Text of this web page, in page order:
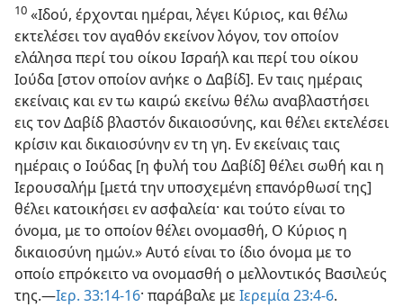
10 «Ιδού, έρχονται ημέραι, λέγει Κύριος, και θέλω
εκτελέσει τον αγαθόν εκείνον λόγον, τον οποίον
ελάλησα περί του οίκου Ισραήλ και περί του οίκου
Ιούδα [στον οποίον ανήκε ο Δαβίδ]. Εν ταις ημέραις
εκείναις και εν τω καιρώ εκείνω θέλω αναβλαστήσει
εις τον Δαβίδ βλαστόν δικαιοσύνης, και θέλει εκτελέσει
κρίσιν και δικαιοσύνην εν τη γη. Εν εκείναις ταις
ημέραις ο Ιούδας [η φυλή του Δαβίδ] θέλει σωθή και η
Ιερουσαλήμ [μετά την υποσχεμένη επανόρθωσί της]
θέλει κατοικήσει εν ασφαλεία· και τούτο είναι το
όνομα, με το οποίον θέλει ονομασθή, Ο Κύριος η
δικαιοσύνη ημών.» Αυτό είναι το ίδιο όνομα με το
οποίο επρόκειτο να ονομασθή ο μελλοντικός Βασιλεύς
της.—Ιερ. 33:14-16· παράβαλε με Ιερεμία 23:4-6.